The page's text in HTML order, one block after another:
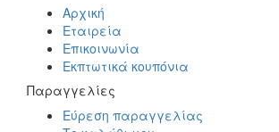
Αρχική
Εταιρεία
Επικοινωνία
Εκπτωτικά κουπόνια
Παραγγελίες
Εύρεση παραγγελίας